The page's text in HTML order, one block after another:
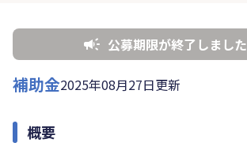
公募期限が終了しました
補助金2025年08月27日更新
概要